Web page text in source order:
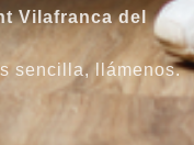
Vilafranca del
sencilla, llámenos.